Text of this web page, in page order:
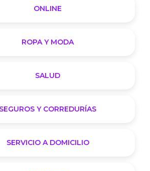
ONLINE
ROPA Y MODA
SALUD
SEGUROS Y CORREDURÍAS
SERVICIO A DOMICILIO